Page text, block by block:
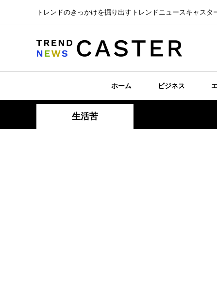
トレンドのきっかけを掘り出すトレンドニュースキャスタ
ホーム ビジネス
生活苦